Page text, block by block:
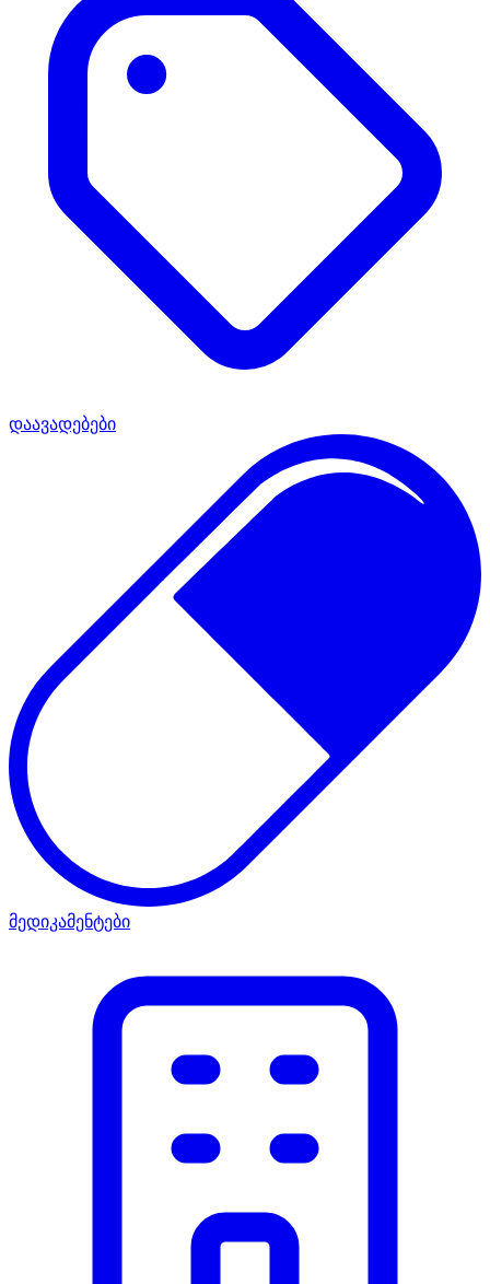
დაავადებები
მედიკამენტები